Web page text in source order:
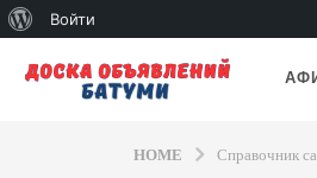
Войти
HOME Справочник